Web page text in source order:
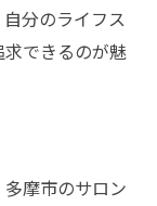
分のライフス
できるのが魅
摩市のサロン